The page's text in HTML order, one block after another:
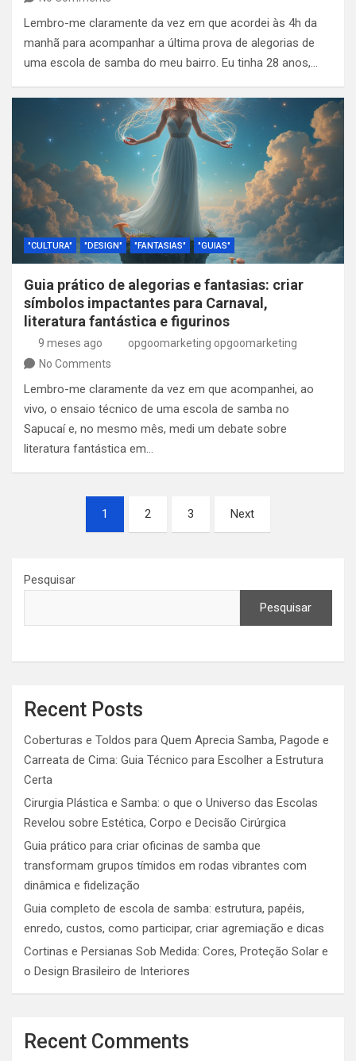
Lembro-me claramente da vez em que acordei às 4h da
manhã para acompanhar a última prova de alegorias de
uma escola de samba do meu bairro. Eu tinha 28 anos,…
"CULTURA" "DESIGN" "FANTASIAS" "GUIAS"
Guia prático de alegorias e fantasias: criar
símbolos impactantes para Carnaval,
literatura fantástica e figurinos
9 meses ago
opgoomarketing opgoomarketing
No Comments
Lembro-me claramente da vez em que acompanhei, ao
vivo, o ensaio técnico de uma escola de samba no
Sapucaí e, no mesmo mês, medi um debate sobre
literatura fantástica em…
Paginação1 2 3 Next
Pesquisar
Pesquisar
Recent Posts
Coberturas e Toldos para Quem Aprecia Samba, Pagode e
Carreata de Cima: Guia Técnico para Escolher a Estrutura
Certa
Cirurgia Plástica e Samba: o que o Universo das Escolas
Revelou sobre Estética, Corpo e Decisão Cirúrgica
Guia prático para criar oficinas de samba que
transformam grupos tímidos em rodas vibrantes com
dinâmica e fidelização
Guia completo de escola de samba: estrutura, papéis,
enredo, custos, como participar, criar agremiação e dicas
Cortinas e Persianas Sob Medida: Cores, Proteção Solar e
o Design Brasileiro de Interiores
Recent Comments